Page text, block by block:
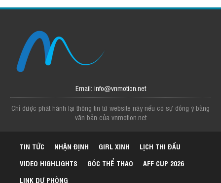
Email: info@vnmotion.net
Chỉ được phát hành lại thông tin từ website này nếu có sự đồng ý bằng
văn bản của vnmotion.net
TIN TỨC NHẬN ĐỊNH GIRL XINH
LỊCH THI ĐẤU
VIDEO HIGHLIGHTS
GÓC THỂ THAO
AFF CUP 2026
LINK DỰ PHÒNG